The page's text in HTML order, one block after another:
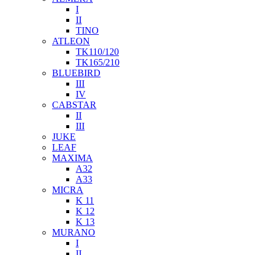
I
II
TINO
ATLEON
TK110/120
TK165/210
BLUEBIRD
III
IV
CABSTAR
II
III
JUKE
LEAF
MAXIMA
A32
A33
MICRA
K 11
K 12
K 13
MURANO
I